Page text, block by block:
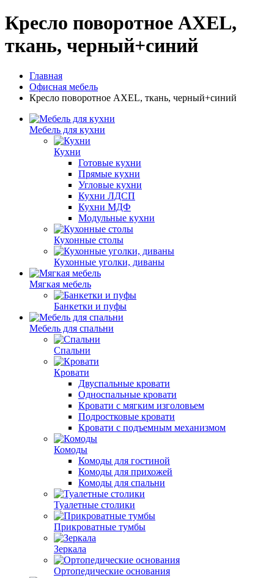
Кресло поворотное AXEL,
ткань, черный+синий
Главная
Офисная мебель
Кресло поворотное AXEL, ткань, черный+синий
Мебель для кухни
Кухни
Готовые кухни
Прямые кухни
Угловые кухни
Кухни ЛДСП
Кухни МДФ
Модульные кухни
Кухонные столы
Кухонные уголки, диваны
Мягкая мебель
Банкетки и пуфы
Мебель для спальни
Спальни
Кровати
Двуспальные кровати
Односпальные кровати
Кровати с мягким изголовьем
Подростковые кровати
Кровати с подъемным механизмом
Комоды
Комоды для гостиной
Комоды для прихожей
Комоды для спальни
Туалетные столики
Прикроватные тумбы
Зеркала
Ортопедические основания